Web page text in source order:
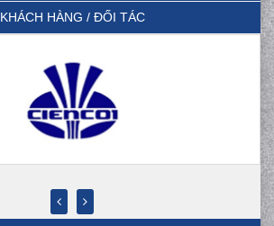
KHÁCH HÀNG / ĐỐI TÁC